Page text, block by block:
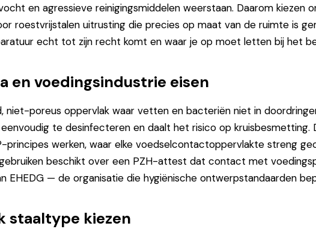
en agressieve reinigingsmiddelen weerstaan. Daarom kiezen
roestvrijstalen uitrusting die precies op maat van de ruimte is
echt tot zijn recht komt en waar je op moet letten bij het
en voedingsindustrie eisen
niet-poreus oppervlak waar vetten en bacteriën niet in
te desinfecteren en daalt het risico op kruisbesmetting.
principes werken, waar elke voedselcontactoppervlakte streng
beschikt over een PZH-attest dat contact met
EHEDG — de organisatie die hygiënische ontwerpstandaarden
staaltype kiezen